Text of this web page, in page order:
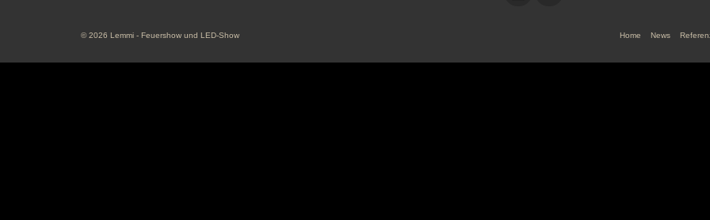
Home News
© 2026 Lemmi - Feuershow und LED-Show